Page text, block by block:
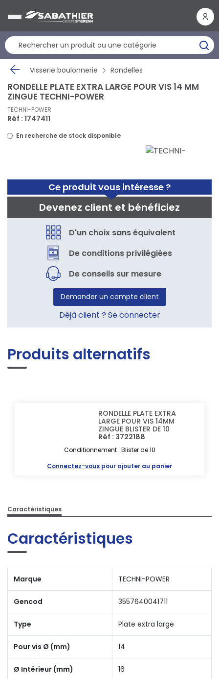
Visserie boulonnerie Rondelles
Ce produit vous intéresse ?
Devenez client et bénéficiez
D'un choix sans équivalent
De conditions privilégiées
De conseils sur mesure
Demander un compte client
Déjà client ? Se connecter
RONDELLE PLATE EXTRA LARGE POUR VIS 14 MM
ZINGUE TECHNI-POWER
TECHNI-POWER
Réf : 1747411
En recherche de stock disponible
Produits alternatifs
RONDELLE PLATE EXTRA
LARGE POUR VIS 14MM
ZINGUE BLISTER DE 10
Réf : 3722188
Conditionnement : Blister de 10
Connectez-vous pour ajouter au panier
Caractéristiques
Caractéristiques
Marque TECHNI-POWER
Gencod 3557640041711
Type Plate extra large
Pour vis Ø (mm) 14
Ø Intérieur (mm) 16